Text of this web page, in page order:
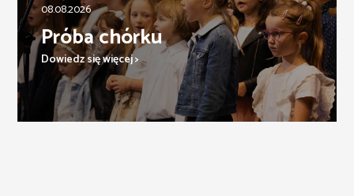
08.08.2026
Próba chórku
Dowiedz się więcej >